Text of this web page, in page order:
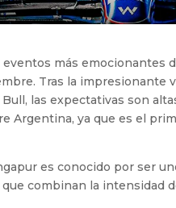
más emocionantes
Tras la impresionante
las expectativas son
Argentina, ya que es el
es conocido por ser
combinan la intensidad